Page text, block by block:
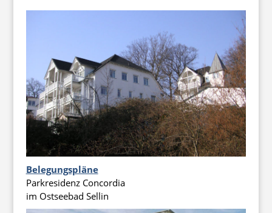
Belegungspläne
Parkresidenz Concordia
im Ostseebad Sellin